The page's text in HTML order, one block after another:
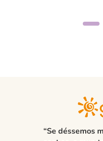
“Se déssemos